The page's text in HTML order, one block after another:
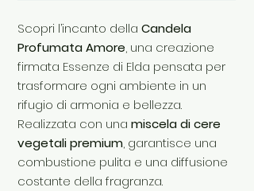
Scopri l’incanto della Candela
Profumata Amore, una creazione
firmata Essenze di Elda pensata per
trasformare ogni ambiente in un
rifugio di armonia e bellezza.
Realizzata con una miscela di cere
vegetali premium, garantisce una
combustione pulita e una diffusione
costante della fragranza.